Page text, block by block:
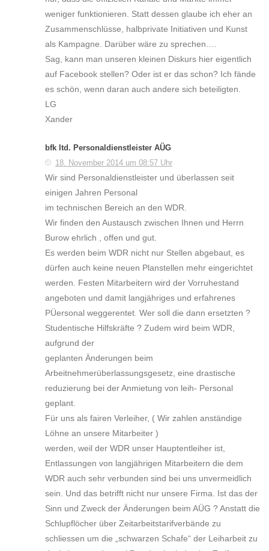
weniger funktionieren. Statt dessen glaube ich eher an
Zusammenschlüsse, halbprivate Initiativen und Kunst
als Kampagne. Darüber wäre zu sprechen….
Sag, kann man unseren kleinen Diskurs hier eigentlich
auf Facebook stellen? Oder ist er das schon? Ich fände
es schön, wenn daran auch andere sich beteiligten.
LG
Xander
bfk ltd. Personaldienstleister AÜG
18. November 2014 um 08:57 Uhr
Wir sind Personaldienstleister und überlassen seit
einigen Jahren Personal
im technischen Bereich an den WDR.
Wir finden den Austausch zwischen Ihnen und Herrn
Burow ehrlich , offen und gut.
Es werden beim WDR nicht nur Stellen abgebaut, es
dürfen auch keine neuen Planstellen mehr eingerichtet
werden. Festen Mitarbeitern wird der Vorruhestand
angeboten und damit langjähriges und erfahrenes
PÜersonal weggerentet. Wer soll die dann ersetzten ?
Studentische Hilfskräfte ? Zudem wird beim WDR,
aufgrund der
geplanten Änderungen beim
Arbeitnehmerüberlassungsgesetz, eine drastische
reduzierung bei der Anmietung von leih- Personal
geplant.
Für uns als fairen Verleiher, ( Wir zahlen anständige
Löhne an unsere Mitarbeiter )
werden, weil der WDR unser Hauptentleiher ist,
Entlassungen von langjährigen Mitarbeitern die dem
WDR auch sehr verbunden sind bei uns unvermeidlich
sein. Und das betrifft nicht nur unsere Firma. Ist das der
Sinn und Zweck der Änderungen beim AÜG ? Anstatt die
Schlupflöcher über Zeitarbeitstarifverbände zu
schliessen um die „schwarzen Schafe“ der Leiharbeit zu